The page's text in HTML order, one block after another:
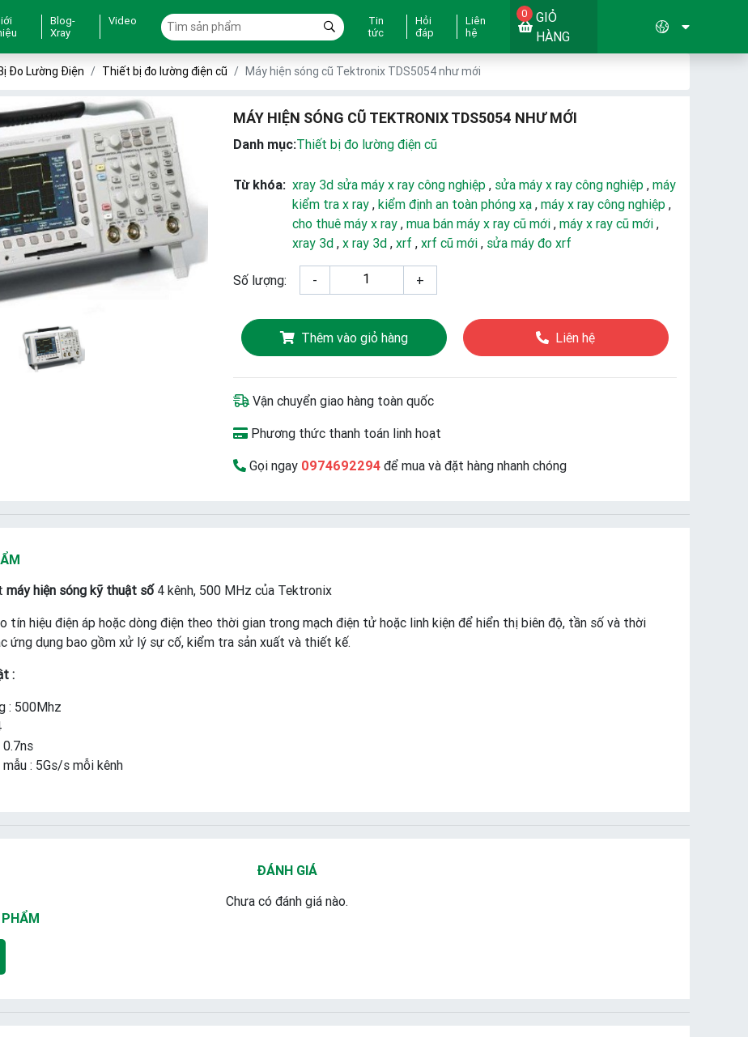
Blog-
Xray
Video
Tin
tức
Hỏi
đáp
Liên
hệ
GIỎ
HÀNG
0
Đo Lường Điện Thiết bị đo lường điện cũ Máy hiện sóng cũ Tektronix TDS5054 như mới
MÁY HIỆN SÓNG CŨ TEKTRONIX TDS5054 NHƯ MỚI
Danh mục:Thiết bị đo lường điện cũ
Từ khóa: xray 3d sửa máy x ray công nghiệp, sửa máy x ray công nghiệp, máy
kiểm tra x ray, kiểm định an toàn phóng xạ, máy x ray công nghiệp,
cho thuê máy x ray, mua bán máy x ray cũ mới, máy x ray cũ mới,
xray 3d, x ray 3d, xrf , xrf cũ mới, sửa máy đo xrf
Số lượng: - +
Thêm vào giỏ hàng Liên hệ
Vận chuyển giao hàng toàn quốc
Phương thức thanh toán linh hoạt
Gọi ngay 0974692294để mua và đặt hàng nhanh chóng
máy hiện sóng kỹ thuật số 4 kênh, 500 MHz của Tektronix
tín hiệu điện áp hoặc dòng điện theo thời gian trong mạch điện tử hoặc linh kiện để hiển thị biên độ, tần số và thời
ứng dụng bao gồm xử lý sự cố, kiểm tra sản xuất và thiết kế.
:
: 500Mhz
: 5Gs/s mỗi kênh
ĐÁNH GIÁ
Chưa có đánh giá nào.